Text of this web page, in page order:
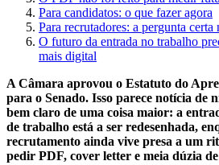
Para candidatos: o que fazer agora
Para recrutadores: a pergunta
O futuro da entrada no trabalho
mais digital
A Câmara aprovou o Estatuto do
para o Senado. Isso parece notícia de
bem claro de uma coisa maior: a
de trabalho está a ser redesenhada,
recrutamento ainda vive presa a um
pedir PDF, cover letter e meia dúzia de